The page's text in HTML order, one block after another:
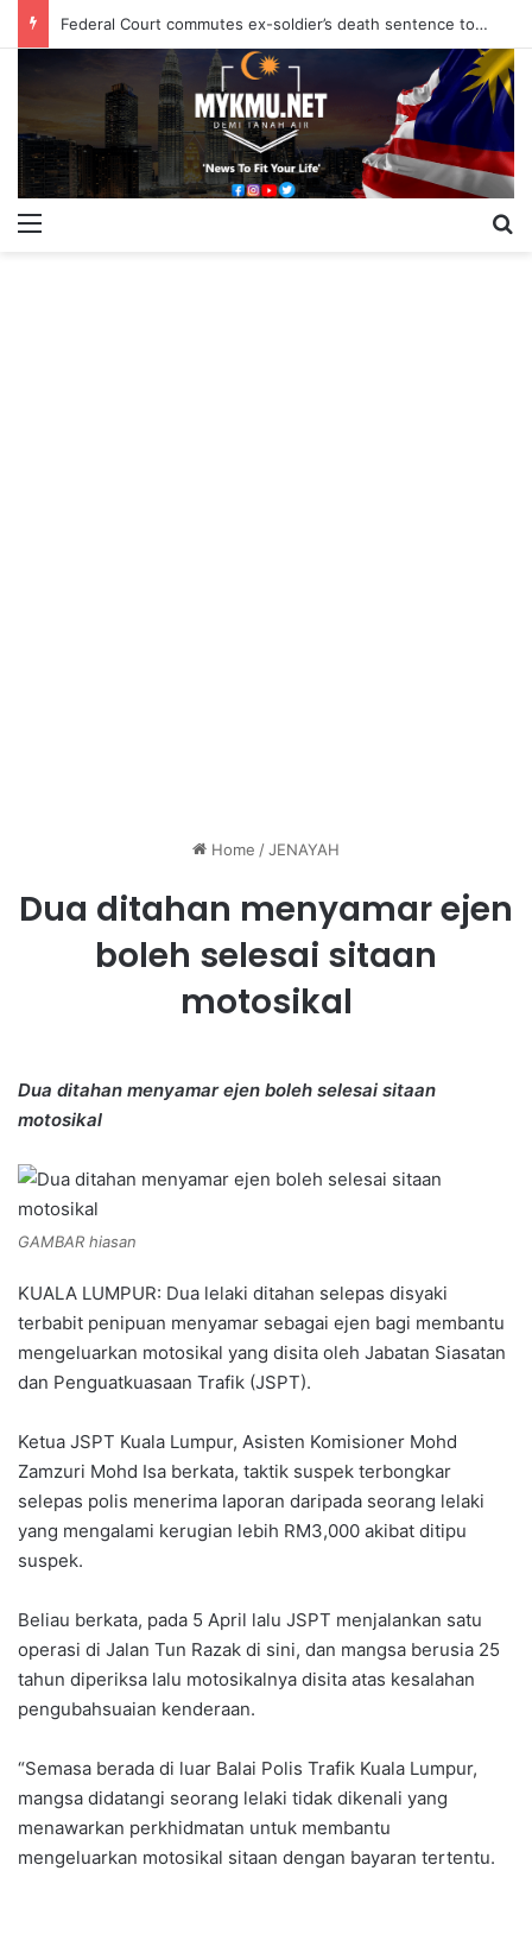
Federal Court commutes ex-soldier’s death sentence to 40 years
Home /JENAYAH
Dua ditahan menyamar ejen
boleh selesai sitaan
motosikal
Dua ditahan menyamar ejen boleh selesai sitaan
motosikal
GAMBAR hiasan
KUALA LUMPUR: Dua lelaki ditahan selepas disyaki
terbabit penipuan menyamar sebagai ejen bagi membantu
mengeluarkan motosikal yang disita oleh Jabatan Siasatan
dan Penguatkuasaan Trafik (JSPT).
Ketua JSPT Kuala Lumpur, Asisten Komisioner Mohd
Zamzuri Mohd Isa berkata, taktik suspek terbongkar
selepas polis menerima laporan daripada seorang lelaki
yang mengalami kerugian lebih RM3,000 akibat ditipu
suspek.
Beliau berkata, pada 5 April lalu JSPT menjalankan satu
operasi di Jalan Tun Razak di sini, dan mangsa berusia 25
tahun diperiksa lalu motosikalnya disita atas kesalahan
pengubahsuaian kenderaan.
“Semasa berada di luar Balai Polis Trafik Kuala Lumpur,
mangsa didatangi seorang lelaki tidak dikenali yang
menawarkan perkhidmatan untuk membantu
mengeluarkan motosikal sitaan dengan bayaran tertentu.